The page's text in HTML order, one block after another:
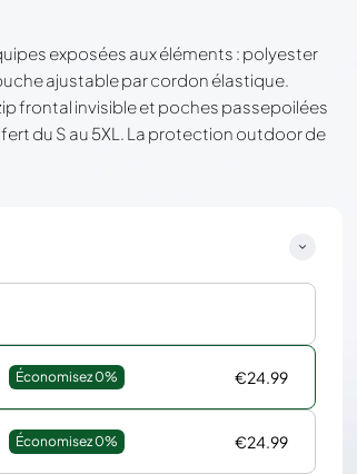
exposées aux éléments : polyester
ajustable par cordon élastique.
frontal invisible et poches passepoilées
du S au 5XL. La protection outdoor de
Économisez 0% €24.99
Économisez 0% €24.99